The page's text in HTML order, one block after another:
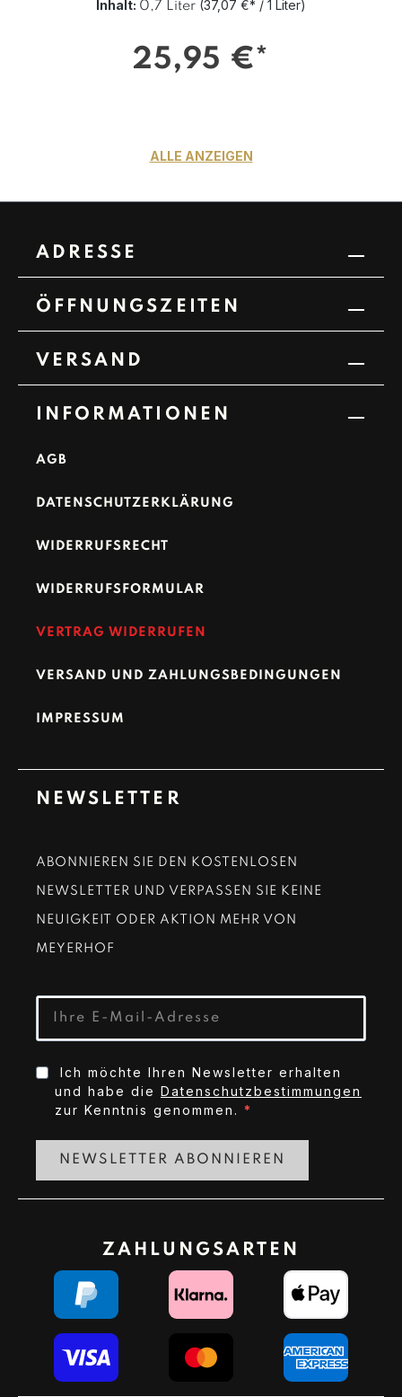
Inhalt: 0,7 Liter (37,07 €* / 1 Liter)
25,95 €*
ALLE ANZEIGEN
ADRESSE
ÖFFNUNGSZEITEN
VERSAND
INFORMATIONEN
AGB
DATENSCHUTZERKLÄRUNG
WIDERRUFSRECHT
WIDERRUFSFORMULAR
VERTRAG WIDERRUFEN
VERSAND UND ZAHLUNGSBEDINGUNGEN
IMPRESSUM
NEWSLETTER
ABONNIEREN SIE DEN KOSTENLOSEN
NEWSLETTER UND VERPASSEN SIE KEINE
NEUIGKEIT ODER AKTION MEHR VON
MEYERHOF
Ich möchte Ihren Newsletter erhalten
und habe die Datenschutzbestimmungen
zur Kenntnis genommen.
NEWSLETTER ABONNIEREN
ZAHLUNGSARTEN